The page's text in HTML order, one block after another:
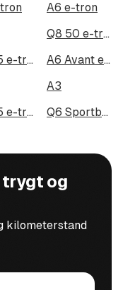
A6 e-tron
Q8 50 e-tron quattro
Q4 55 e-tron quattro
A6 Avant e-tron quattro
A3
Q4 35 e-tron Q6 Sportback e-tron quattro
og
kilometerstand